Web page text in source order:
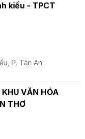
kiều - TPCT
P. Tân An
KHU VĂN HÓA
THƠ